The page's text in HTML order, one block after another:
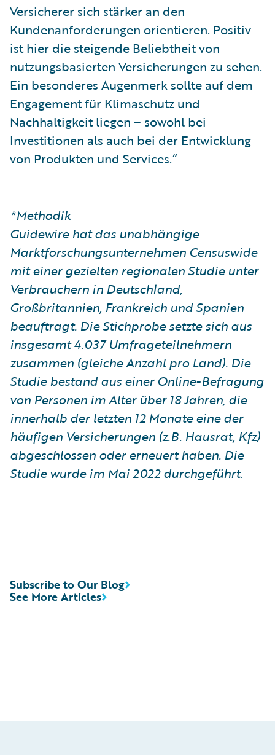
Versicherer sich stärker an den
Kundenanforderungen orientieren. Positiv
ist hier die steigende Beliebtheit von
nutzungsbasierten Versicherungen zu sehen.
Ein besonderes Augenmerk sollte auf dem
Engagement für Klimaschutz und
Nachhaltigkeit liegen – sowohl bei
Investitionen als auch bei der Entwicklung
von Produkten und Services.“
*Methodik
Guidewire hat das unabhängige
Marktforschungsunternehmen Censuswide
mit einer gezielten regionalen Studie unter
Verbrauchern in Deutschland,
Großbritannien, Frankreich und Spanien
beauftragt. Die Stichprobe setzte sich aus
insgesamt 4.037 Umfrageteilnehmern
zusammen (gleiche Anzahl pro Land). Die
Studie bestand aus einer Online-Befragung
von Personen im Alter über 18 Jahren, die
innerhalb der letzten 12 Monate eine der
häufigen Versicherungen (z.B. Hausrat, Kfz)
abgeschlossen oder erneuert haben. Die
Studie wurde im Mai 2022 durchgeführt.
See More Articles
Subscribe to Our Blog